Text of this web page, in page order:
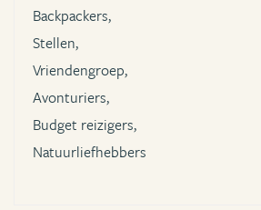
Backpackers,
Stellen,
Vriendengroep,
Avonturiers,
Budget reizigers,
Natuurliefhebbers